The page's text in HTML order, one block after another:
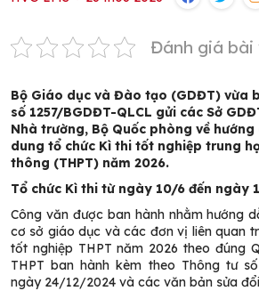
Đánh giá bài
Bộ Giáo dục và Đào tạo (GDĐT) vừa
số 1257/BGDĐT-QLCL gửi các Sở
Nhà trường, Bộ Quốc phòng về hướng
dung tổ chức Kì thi tốt nghiệp trung
thông (THPT) năm 2026.
Tổ chức Kì thi từ ngày 10/6 đến ngày
Công văn được ban hành nhằm hướng
cơ sở giáo dục và các đơn vị liên quan
tốt nghiệp THPT năm 2026 theo đúng
THPT ban hành kèm theo Thông tư
ngày 24/12/2024 và các văn bản sửa